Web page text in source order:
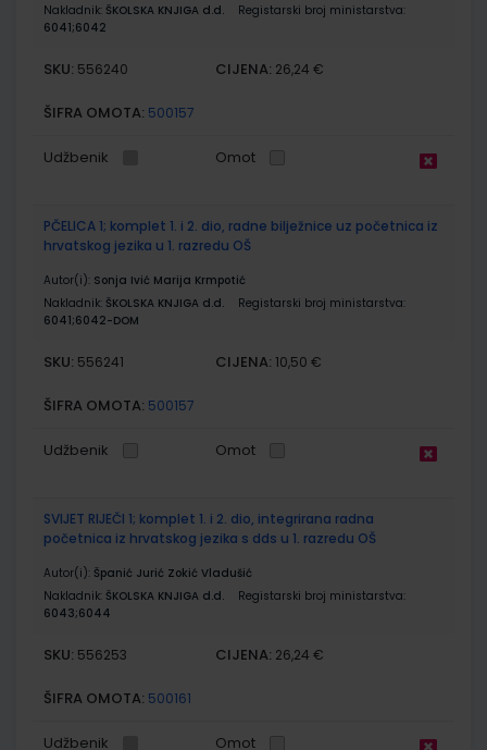
Nakladnik: ŠKOLSKA KNJIGA d.d.
Registarski broj ministarstva:
6041;6042
SKU: 556240 CIJENA: 26,24 €
ŠIFRA OMOTA: 500157
Udžbenik Omot
PČELICA 1; komplet 1. i 2. dio, radne bilježnice uz početnica iz
hrvatskog jezika u 1. razredu OŠ
Autor(i): Sonja Ivić Marija Krmpotić
Nakladnik: ŠKOLSKA KNJIGA d.d.
Registarski broj ministarstva:
6041;6042-DOM
SKU: 556241 CIJENA: 10,50 €
ŠIFRA OMOTA: 500157
Udžbenik Omot
SVIJET RIJEČI 1; komplet 1. i 2. dio, integrirana radna
početnica iz hrvatskog jezika s dds u 1. razredu OŠ
Autor(i): Španić Jurić Zokić Vladušić
Nakladnik: ŠKOLSKA KNJIGA d.d.
Registarski broj ministarstva:
6043;6044
SKU: 556253 CIJENA: 26,24 €
ŠIFRA OMOTA: 500161
Udžbenik Omot